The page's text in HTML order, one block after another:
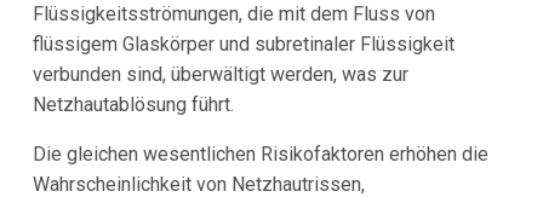
Flüssigkeitsströmungen, die mit dem Fluss von
flüssigem Glaskörper und subretinaler Flüssigkeit
verbunden sind, überwältigt werden, was zur
Netzhautablösung führt.
Die gleichen wesentlichen Risikofaktoren erhöhen die
Wahrscheinlichkeit von Netzhautrissen,